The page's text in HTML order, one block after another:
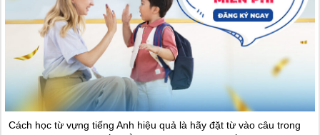
Cách học từ vựng tiếng Anh hiệu quả là hãy đặt từ vào câu trong